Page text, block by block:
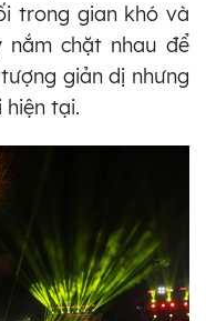
trong gian khó và
chặt nhau để
giản dị nhưng
hiện tại.